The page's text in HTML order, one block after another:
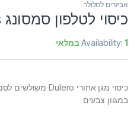
אביזרים לסלולר
כיסוי לטלפון סמסונג a21s
Availability:1 במלאי
במגוון צבעים